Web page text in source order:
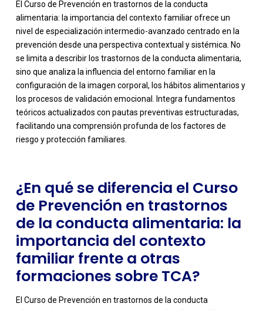
El Curso de Prevención en trastornos de la conducta
alimentaria: la importancia del contexto familiar ofrece un
nivel de especialización intermedio-avanzado centrado en la
prevención desde una perspectiva contextual y sistémica. No
se limita a describir los trastornos de la conducta alimentaria,
sino que analiza la influencia del entorno familiar en la
configuración de la imagen corporal, los hábitos alimentarios y
los procesos de validación emocional. Integra fundamentos
teóricos actualizados con pautas preventivas estructuradas,
facilitando una comprensión profunda de los factores de
riesgo y protección familiares.
-
¿En qué se diferencia el Curso
de Prevención en trastornos
de la conducta alimentaria: la
importancia del contexto
familiar frente a otras
formaciones sobre TCA?
El Curso de Prevención en trastornos de la conducta